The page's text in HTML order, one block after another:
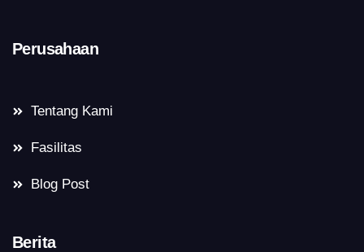
Perusahaan
Tentang Kami
Fasilitas
Blog Post
Berita